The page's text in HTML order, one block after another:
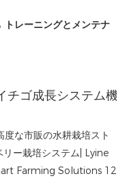
トレーニングとメンテナ
チゴ成長システム機